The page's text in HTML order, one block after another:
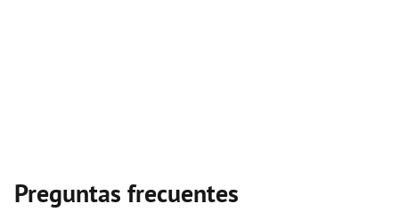
Preguntas frecuentes